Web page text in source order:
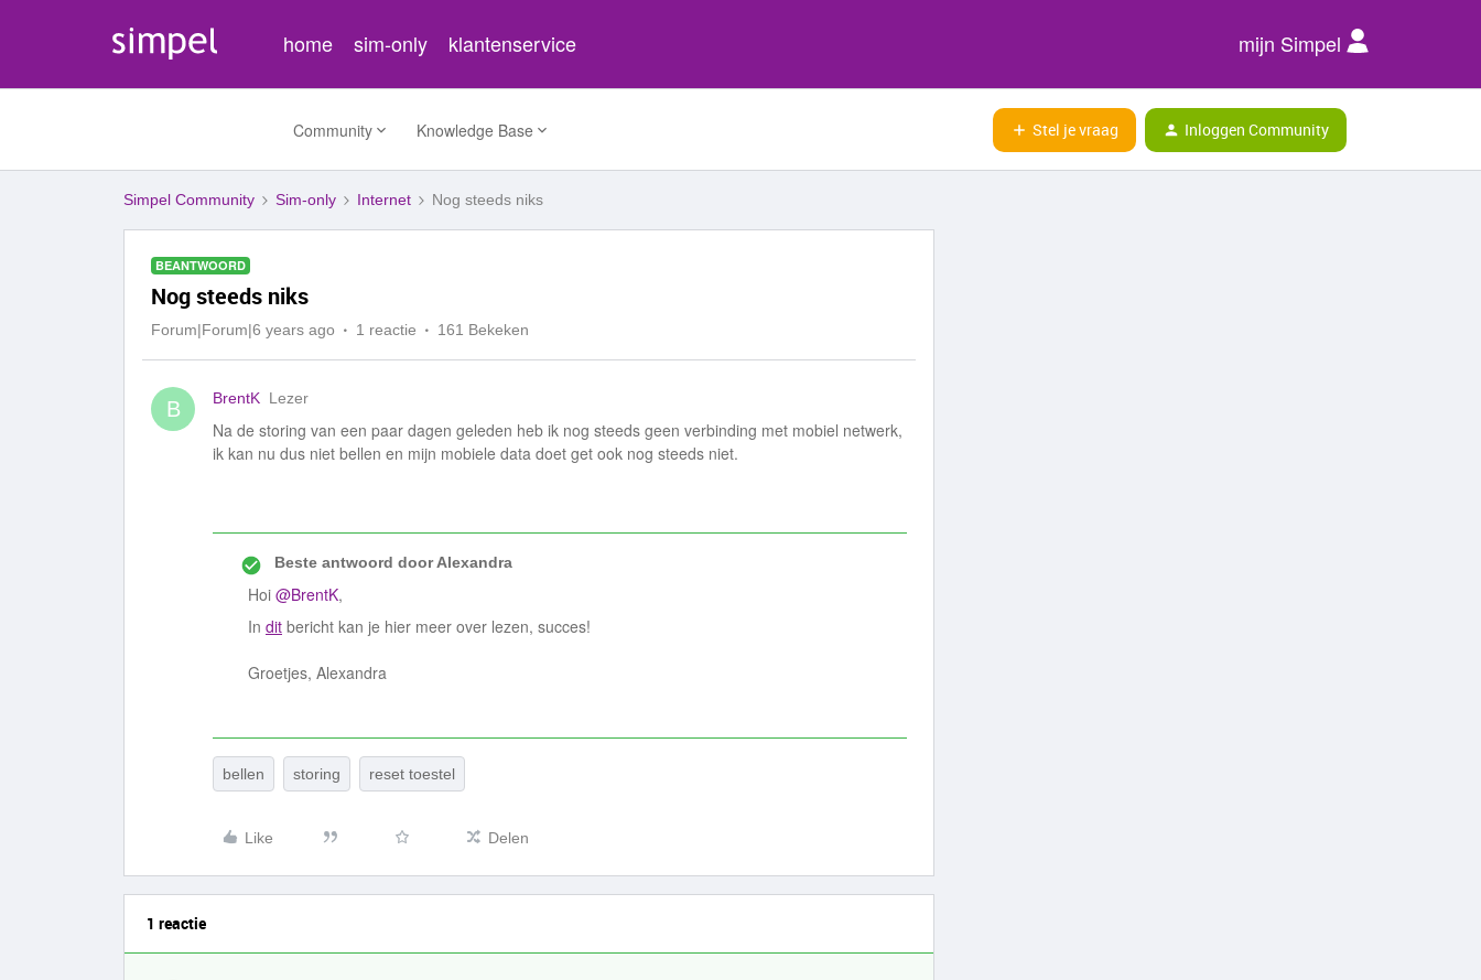
home sim-only klantenservice mijn Simpel
Community Knowledge Base Stel je vraag Inloggen Community
Simpel Community Sim-only Internet Nog steeds niks
BEANTWOORD
Nog steeds niks
Forum|Forum|6 years ago 1 reactie 161 Bekeken
B BrentK Lezer
Na de storing van een paar dagen geleden heb ik nog steeds geen verbinding met mobiel netwerk,
ik kan nu dus niet bellen en mijn mobiele data doet get ook nog steeds niet.
Beste antwoord doorAlexandra
Hoi @BrentK,
In dit bericht kan je hier meer over lezen, succes!
Groetjes, Alexandra
bellen storing reset toestel
Like Delen
1 reactie